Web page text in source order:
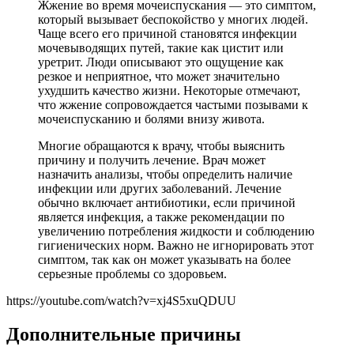
Жжение во время мочеиспускания — это симптом,
который вызывает беспокойство у многих людей.
Чаще всего его причиной становятся инфекции
мочевыводящих путей, такие как цистит или
уретрит. Люди описывают это ощущение как
резкое и неприятное, что может значительно
ухудшить качество жизни. Некоторые отмечают,
что жжение сопровождается частыми позывами к
мочеиспусканию и болями внизу живота.
Многие обращаются к врачу, чтобы выяснить
причину и получить лечение. Врач может
назначить анализы, чтобы определить наличие
инфекции или других заболеваний. Лечение
обычно включает антибиотики, если причиной
является инфекция, а также рекомендации по
увеличению потребления жидкости и соблюдению
гигиенических норм. Важно не игнорировать этот
симптом, так как он может указывать на более
серьезные проблемы со здоровьем.
https://youtube.com/watch?v=xj4S5xuQDUU
Дополнительные причины